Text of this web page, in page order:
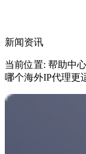
新闻资讯
当前位置: 帮助中心
哪个海外IP代理更